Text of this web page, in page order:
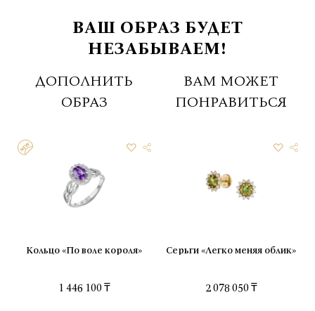
ВАШ ОБРАЗ БУДЕТ
НЕЗАБЫВАЕМ!
ДОПОЛНИТЬ
ОБРАЗ
Кольцо «По воле короля»
1 446 100 ₸
ВАМ МОЖЕТ
ПОНРАВИТЬСЯ
Серьги «Легко меняя облик»
2 078 050 ₸